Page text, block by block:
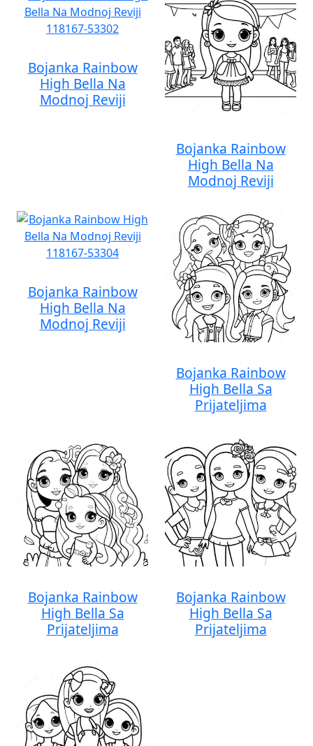
Bojanka Rainbow
High Bella Na
Modnoj Reviji
Bojanka Rainbow
High Bella Na
Modnoj Reviji
Bojanka Rainbow
High Bella Na
Modnoj Reviji
Bojanka Rainbow
High Bella Sa
Prijateljima
Bojanka Rainbow
High Bella Sa
Prijateljima
Bojanka Rainbow
High Bella Sa
Prijateljima